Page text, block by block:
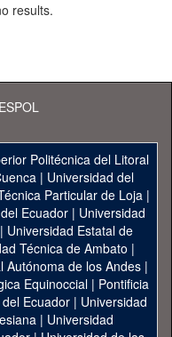
results.
Politécnica del Litoral
| Universidad del
Particular de Loja|
Ecuador| Universidad
| Universidad Estatal de
Técnica de Ambato |
Autónoma de los Andes|
Equinoccial| Pontificia
Ecuador | Universidad
| Universidad